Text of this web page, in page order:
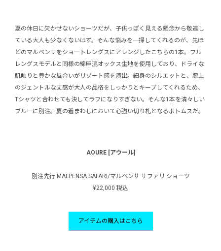
夏の休日に欠かせないショーツだが、子供っぽく見える懸念から敬遠し
ている大人も少なくないはず。そんな悩みを一掃してくれるのが、先ほ
どのマルペンサをショートレングスにアレンジしたこちらの1本。フル
レングスモデルと同様の綿麻混オックス生地を使用しており、ドライな
肌触りと豊かな風合いがリゾート感を演出。細身のシルエットと、膝上
のジェントルな丈感が大人の品格をしっかりとキープしてくれるため、
Tシャツと合わせても決してラフになりすぎない。そんな1本を清々しい
ブルーに別注。夏の着まわしにおいて心強い切り札となるボトムスだ。
AOURE [アウール]
別注先行 MALPENSA SAFARI/マルペンサ サファリ ショーツ
¥22,000 税込
アイテムの購入はこちら